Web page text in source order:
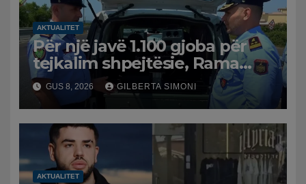
AKTUALITET
Për një javë 1.100 gjoba për
tejkalim shpejtësie, Rama
publikon videon: Kamerat e
trafikut së shpejti në
funksion
GUS 8, 2026 GILBERTA SIMONI
AKTUALITET